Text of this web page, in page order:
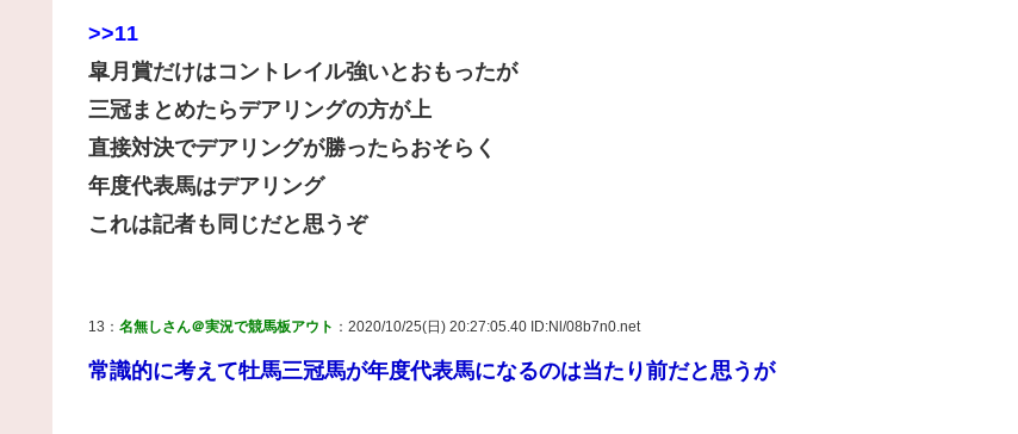
>>11
皐月賞だけはコントレイル強いとおもったが
三冠まとめたらデアリングの方が上
直接対決でデアリングが勝ったらおそらく
年度代表馬はデアリング
これは記者も同じだと思うぞ
13： 名無しさん＠実況で競馬板アウト ：2020/10/25(日) 20:27:05.40 ID:Nl/08b7n0.net
常識的に考えて牡馬三冠馬が年度代表馬になるのは当たり前だと思うが